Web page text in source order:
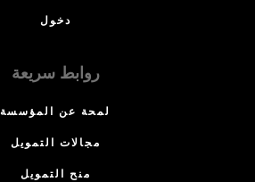
دخول
روابط سريعة
لمحة عن المؤسسة
مجالات التمويل
منح التمويل